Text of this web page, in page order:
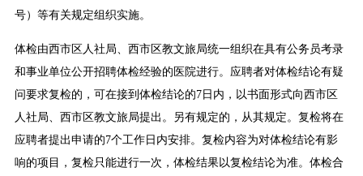
号）等有关规定组织实施。
体检由西市区人社局、西市区教文旅局统一组织在具有公务员考录
和事业单位公开招聘体检经验的医院进行。应聘者对体检结论有疑
问要求复检的，可在接到体检结论的7日内，以书面形式向西市区
人社局、西市区教文旅局提出。另有规定的，从其规定。复检将在
应聘者提出申请的7个工作日内安排。复检内容为对体检结论有影
响的项目，复检只能进行一次，体检结果以复检结论为准。体检合